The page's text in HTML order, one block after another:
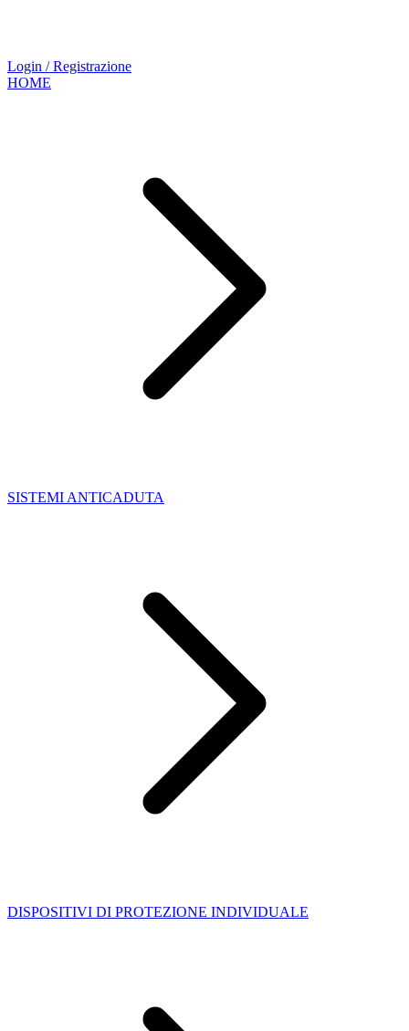
Login / Registrazione
HOME
SISTEMI ANTICADUTA
DISPOSITIVI DI PROTEZIONE INDIVIDUALE